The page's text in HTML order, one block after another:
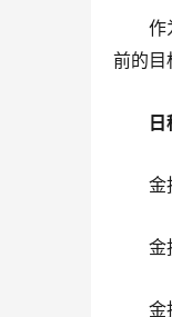
作
前的目
日
金
金
金